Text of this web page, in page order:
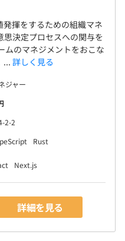
揮をするための組織マネ
決定プロセスへの関与を
ムのマネジメントをおこな
... 詳しく見る
ジャー
2-2
Rust
Next.js
詳細を見る